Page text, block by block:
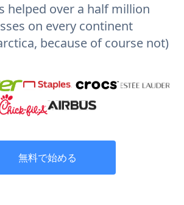
helped over a half million
on every continent
because of course not)
無料で始める